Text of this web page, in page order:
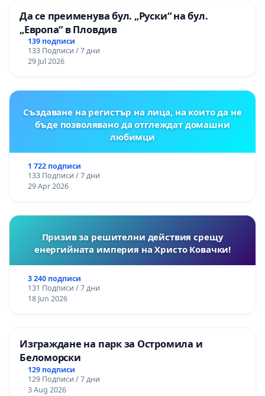
Да се преименува бул. „Руски“ на бул.
„Европа“ в Пловдив
139 подписи
133 Подписи / 7 дни
29 Jul 2026
Създаване на регистър на лица, на които да не
бъде позволявано да отглеждат домашни
любимци
1 722 подписи
133 Подписи / 7 дни
29 Apr 2026
Призив за решителни действия срещу
енергийната империя на Христо Ковачки!
3 240 подписи
131 Подписи / 7 дни
18 Jun 2026
Изграждане на парк за Остромила и
Беломорски
129 подписи
129 Подписи / 7 дни
3 Aug 2026